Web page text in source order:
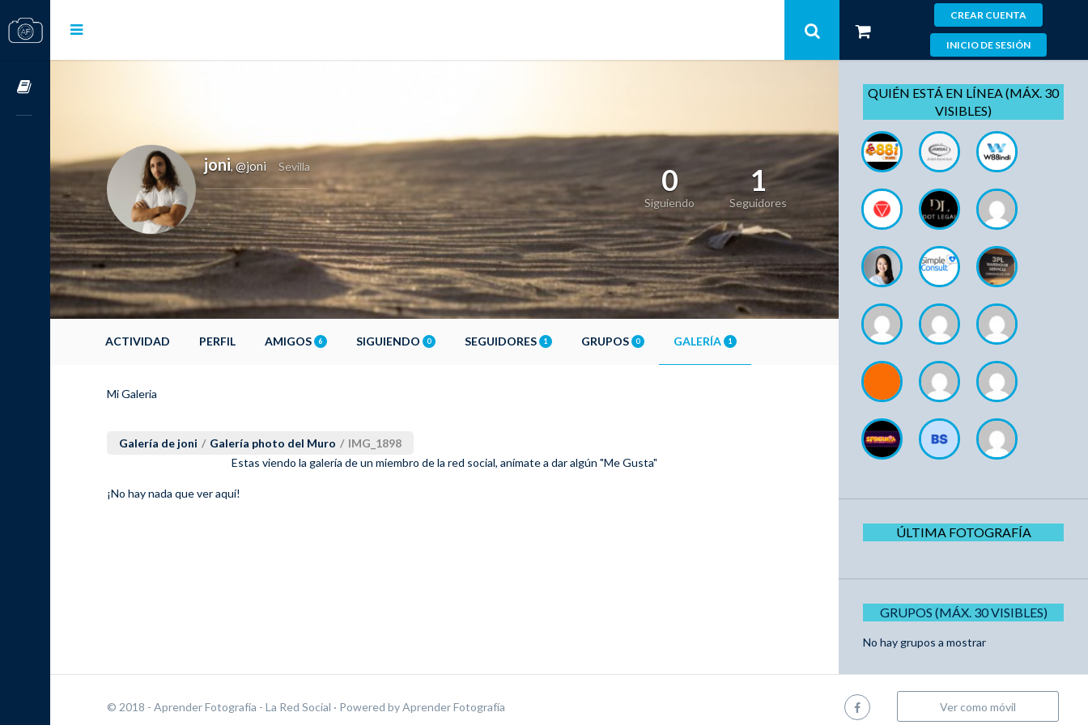
CREAR CUENTA
INICIO DE SESIÓN
joni,@joni Sevilla 0
Siguiendo
1
Seguidores
ACTIVIDAD PERFIL AMIGOS 6 SIGUIENDO 0 SEGUIDORES 1 GRUPOS 0 GALERÍA 1
Mi Galeria
Galería de joni / Galería photo del Muro / IMG_1898
Estas viendo la galería de un miembro de la red social, anímate a dar algún "Me Gusta"
¡No hay nada que ver aquí!
QUIÉN ESTÁ EN LÍNEA (MÁX. 30
VISIBLES)
ÚLTIMA FOTOGRAFÍA
GRUPOS (MÁX. 30 VISIBLES)
No hay grupos a mostrar
© 2018 - Aprender Fotografía - La Red Social · Powered byAprender Fotografía